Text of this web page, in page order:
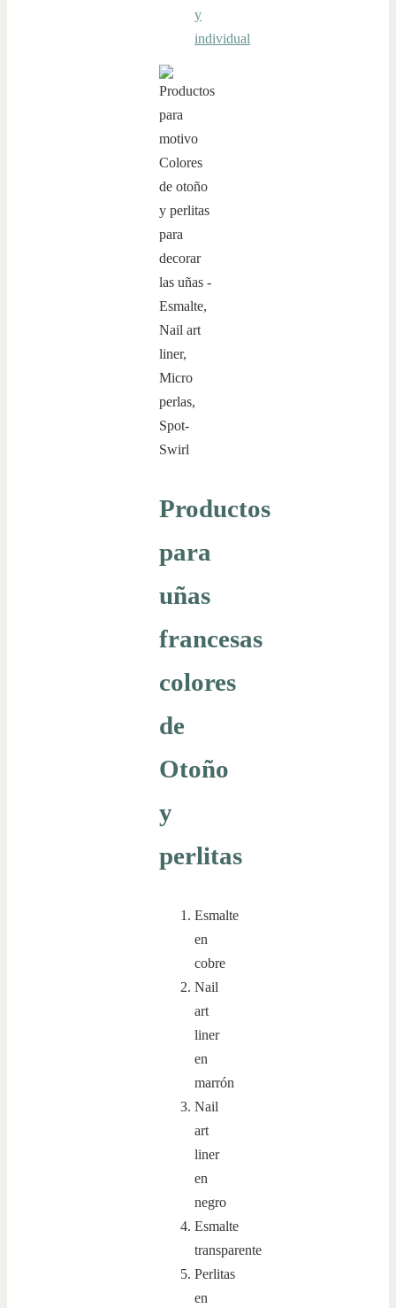
y
individual
Productos
para
uñas
francesas
colores
de
Otoño
y
perlitas
Esmalte
en
cobre
Nail
art
liner
en
marrón
Nail
art
liner
en
negro
Esmalte
transparente
Perlitas
en